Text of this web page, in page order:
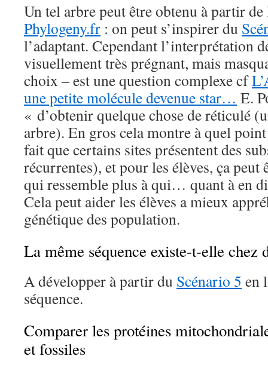
Un tel arbre peut être obtenu à partir
Phylogeny.fr : on peut s’inspirer du
l’adaptant. Cependant l’interprétation
visuellement très prégnant, mais
choix – est une question complexe cf
une petite molécule devenue star… E.
« d’obtenir quelque chose de réticulé
arbre). En gros cela montre à quel
fait que certains sites présentent des
récurrentes), et pour les élèves, ça
qui ressemble plus à qui… quant à en
Cela peut aider les élèves a mieux
génétique des population.
La même séquence existe-t-elle chez
A développer à partir du Scénario 5 en
séquence.
Comparer les protéines
et fossiles